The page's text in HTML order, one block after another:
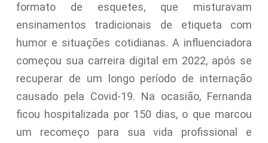
formato de esquetes, que misturavam
ensinamentos tradicionais de etiqueta com
humor e situações cotidianas. A influenciadora
começou sua carreira digital em 2022, após se
recuperar de um longo período de internação
causado pela Covid-19. Na ocasião, Fernanda
ficou hospitalizada por 150 dias, o que marcou
um recomeço para sua vida profissional e